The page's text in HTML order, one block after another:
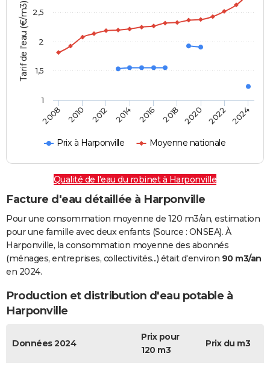
Tarif de l'eau (€/m3)
Prix à Harponville Moyenne nationale
2008 2010 2012 2014 2016 2018 2020 2022 2024
1
1,5
2
2,5
Qualité de l'eau du robinet à Harponville
Facture d'eau détaillée à Harponville
Pour une consommation moyenne de 120 m3/an, estimation
pour une famille avec deux enfants (Source : ONSEA). À
Harponville, la consommation moyenne des abonnés
(ménages, entreprises, collectivités...) était d'environ 90 m3/an
en 2024.
Production et distribution d'eau potable à
Harponville
Données 2024
Prix pour
120 m3
Prix du m3